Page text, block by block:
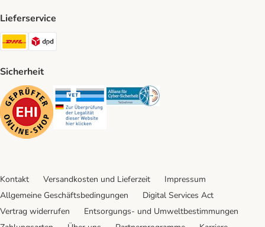
Lieferservice
DHL Shipping Method
Sicherheit
Security Security Security
Kontakt Versandkosten und Lieferzeit
Impressum
Allgemeine Geschäftsbedingungen
Digital Services Act
Vertrag widerrufen
Entsorgungs- und Umweltbestimmungen